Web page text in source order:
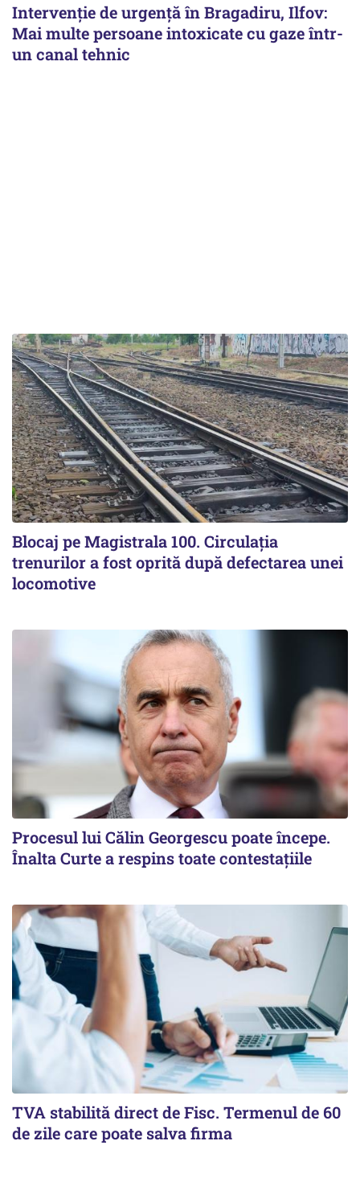
Intervenție de urgență în Bragadiru, Ilfov:
Mai multe persoane intoxicate cu gaze într-
un canal tehnic
Blocaj pe Magistrala 100. Circulația
trenurilor a fost oprită după defectarea unei
locomotive
Procesul lui Călin Georgescu poate începe.
Înalta Curte a respins toate contestațiile
TVA stabilită direct de Fisc. Termenul de 60
de zile care poate salva firma